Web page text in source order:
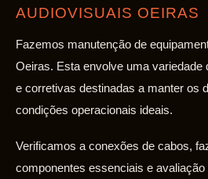
AUDIOVISUAIS OEIRAS
Fazemos manutenção de
Oeiras. Esta envolve uma variedade
e corretivas destinadas a manter os
condições operacionais ideais.
Verificamos a conexões de cabos,
componentes essenciais e